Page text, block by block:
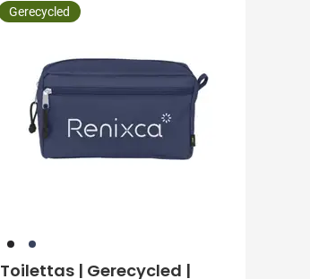
001 307
Toilettas | Gerecycled |
Gerecycled